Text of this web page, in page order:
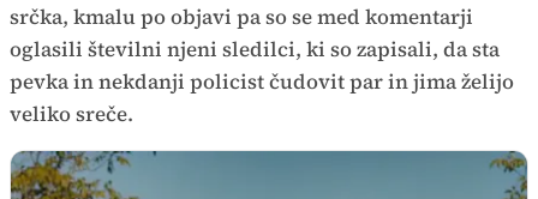
srčka, kmalu po objavi pa so se med komentarji
oglasili številni njeni sledilci, ki so zapisali, da sta
pevka in nekdanji policist čudovit par in jima želijo
veliko sreče.